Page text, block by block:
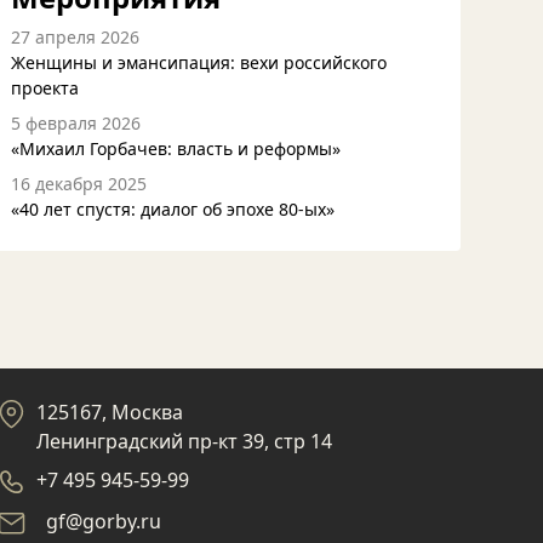
27 апреля 2026
Женщины и эмансипация: вехи российского
проекта
5 февраля 2026
«Михаил Горбачев: власть и реформы»
16 декабря 2025
«40 лет спустя: диалог об эпохе 80-ых»
125167, Москва
Ленинградский пр-кт 39, стр 14
+7 495 945-59-99
gf@gorby.ru